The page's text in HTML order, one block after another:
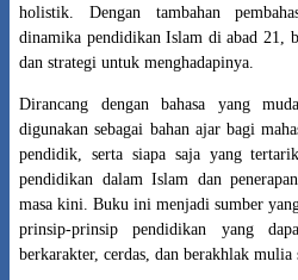
holistik. Dengan tambahan
dinamika pendidikan Islam di abad 21,
dan strategi untuk menghadapinya.
Dirancang dengan bahasa yang
digunakan sebagai bahan ajar bagi
pendidik, serta siapa saja yang
pendidikan dalam Islam dan
masa kini. Buku ini menjadi sumber
prinsip-prinsip pendidikan yang
berkarakter, cerdas, dan berakhlak mulia